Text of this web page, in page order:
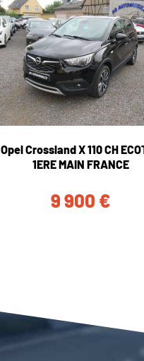
Opel Crossland X 110 CH
1ERE MAIN FRANCE
9 900 €